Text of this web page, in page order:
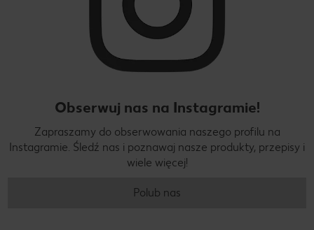
Obserwuj nas na Instagramie!
Zapraszamy do obserwowania naszego profilu na
Instagramie. Śledź nas i poznawaj nasze produkty, przepisy i
wiele więcej!
Polub nas